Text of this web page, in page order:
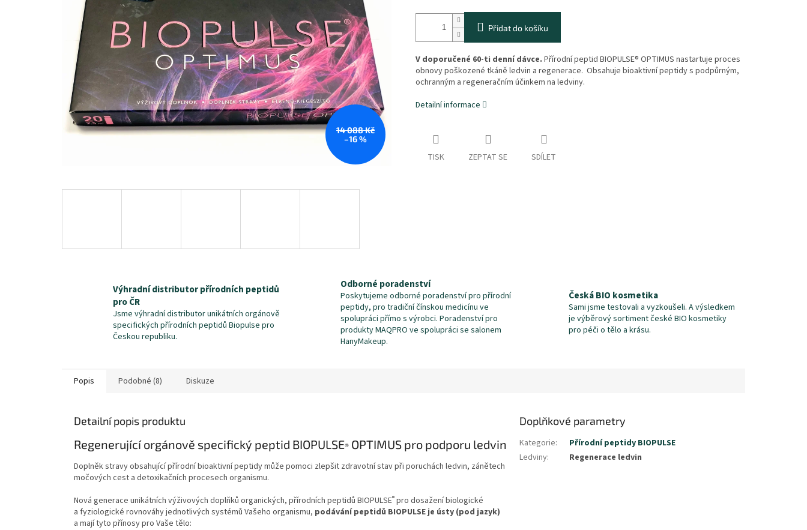
14 088 Kč
–16 %
Přidat do košíku
V doporučené 60-ti denní dávce. Přírodní peptid BIOPULSE® OPTIMUS nastartuje proces
obnovy poškozené tkáně ledvin a regenerace. Obsahuje bioaktivní peptidy s podpůrným,
ochranným a regeneračním účinkem na ledviny.
Detailní informace
TISK ZEPTAT SE SDÍLET
Výhradní distributor přírodních peptidů
pro ČR
Jsme výhradní distributor unikátních orgánově
specifických přírodních peptidů Biopulse pro
Českou republiku.
Odborné poradenství
Poskytujeme odborné poradenství pro přírodní
peptidy, pro tradiční čínskou medicínu ve
spolupráci přímo s výrobci. Poradenství pro
produkty MAQPRO ve spolupráci se salonem
HanyMakeup.
Česká BIO kosmetika
Sami jsme testovali a vyzkoušeli. A výsledkem
je výběrový sortiment české BIO kosmetiky
pro péči o tělo a krásu.
Popis Podobné (8) Diskuze
Detailní popis produktu
Regenerující orgánově specifický peptid BIOPULSE® OPTIMUS pro podporu ledvin
Doplněk stravy obsahující přírodní bioaktivní peptidy může pomoci zlepšit zdravotní stav při poruchách ledvin, zánětech
močových cest a detoxikačních procesech organismu.
Nová generace unikátních výživových doplňků organických, přírodních peptidů BIOPULSE® pro dosažení biologické
a fyziologické rovnováhy jednotlivých systémů Vašeho organismu, podávání peptidů BIOPULSE je ústy (pod jazyk)
a mají tyto přínosy pro Vaše tělo:
Doplňkové parametry
Kategorie:
Přírodní peptidy BIOPULSE
Ledviny: Regenerace ledvin